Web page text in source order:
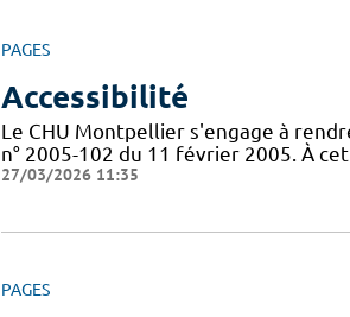
PAGES
Accessibilité
Le CHU Montpellier s'engage à
n° 2005-102 du 11 février 2005. À
27/03/2026 11:35
PAGES